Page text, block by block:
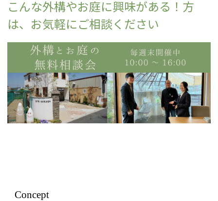
こんな外構やお庭に興味がある！方
は、お気軽にご相談ください
Concept